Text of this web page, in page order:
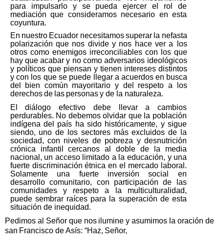
para impulsarlo y se pueda ejercer el rol de
mediación que consideramos necesario en esta
coyuntura.
En nuestro Ecuador necesitamos superar la nefasta
polarización que nos divide y nos hace ver a los
otros como enemigos irreconciliables con los que
hay que acabar y no como adversarios ideológicos
y políticos que piensan y tienen intereses distintos
y con los que se puede llegar a acuerdos en busca
del
bien común mayoritario y del respeto a
los
derechos de las personas y de la naturaleza.
El diálogo efectivo debe llevar a cambios
perdurables. No debemos olvidar que la población
indígena del país ha sido históricamente, y sigue
siendo, uno de los sectores más excluidos de
la
sociedad, con niveles de pobreza y desnutrición
crónica infantil
cercanos al doble de la
media
nacional, un acceso limitado a la educación, y una
fuerte discriminación étnica en el mercado laboral.
Solamente
una fuerte inversión
social en
desarrollo comunitario, con participación
de las
comunidades y respeto a la multiculturalidad,
puede sembrar raíces para la superación de esta
situación de inequidad.
Pedimos al Señor que nos ilumine y asumimos la oración de
san Francisco de Asís: “Haz, Señor,